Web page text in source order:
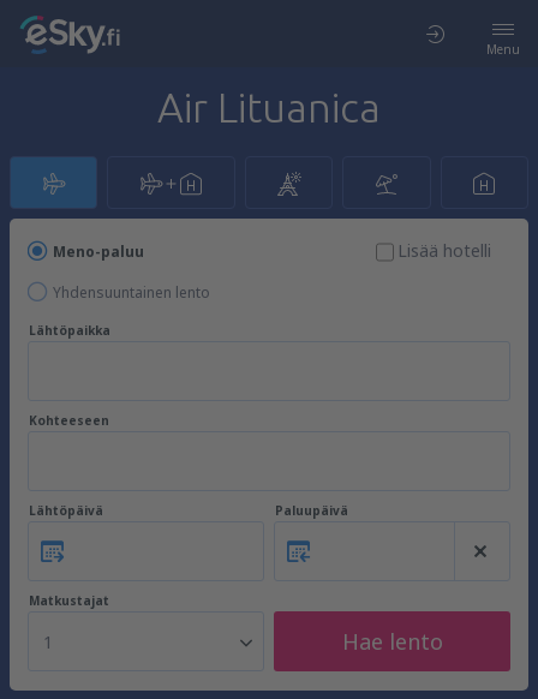
Menu
Air Lituanica
Meno-paluu
Yhdensuuntainen lento
Lisää hotelli
Lähtöpaikka
Kohteeseen
Lähtöpäivä Paluupäivä
Matkustajat
1 Hae lento